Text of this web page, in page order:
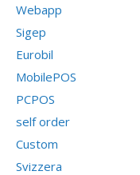
Webapp
Sigep
Eurobil
MobilePOS
PCPOS
self order
Custom
Svizzera